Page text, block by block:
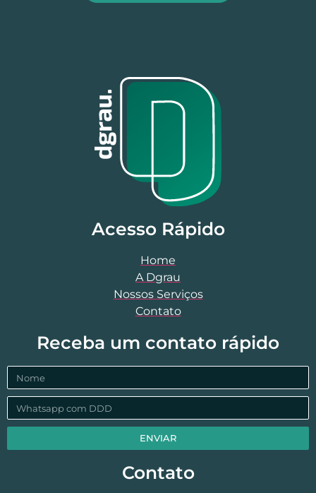
Acesso Rápido
Home
A Dgrau
Nossos Serviços
Contato
Receba um contato rápido
ENVIAR
Contato